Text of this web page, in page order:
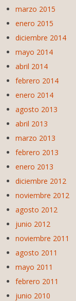
marzo 2015
enero 2015
diciembre 2014
mayo 2014
abril 2014
febrero 2014
enero 2014
agosto 2013
abril 2013
marzo 2013
febrero 2013
enero 2013
diciembre 2012
noviembre 2012
agosto 2012
junio 2012
noviembre 2011
agosto 2011
mayo 2011
febrero 2011
junio 2010